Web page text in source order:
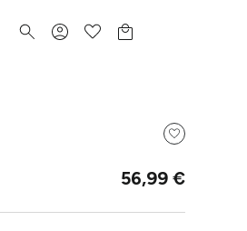
56,99 €